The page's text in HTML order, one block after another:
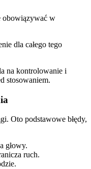
obowiązywać w
dla całego tego
na kontrolowanie i
stosowaniem.
Oto podstawowe błędy,
głowy.
ruch.